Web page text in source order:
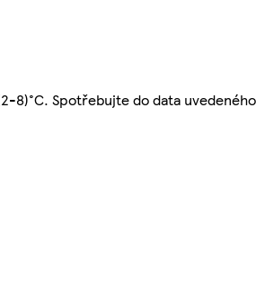
8)°C. Spotřebujte do data